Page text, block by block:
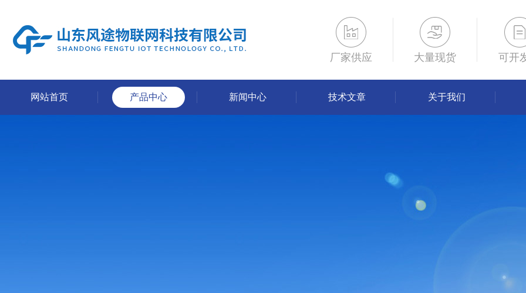
厂家供应 大量现货 可开
网站首页 产品中心 新闻中心 技术文章 关于我们